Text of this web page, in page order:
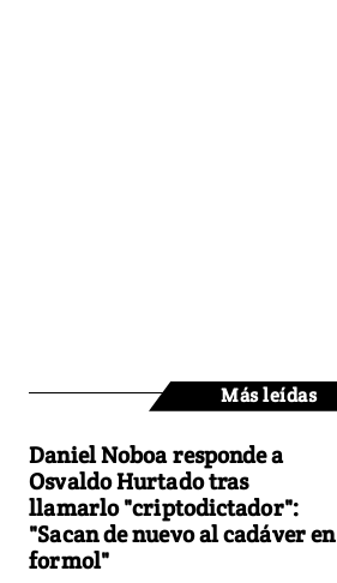
Más leídas
Daniel Noboa responde a
Osvaldo Hurtado tras
llamarlo "criptodictador":
"Sacan de nuevo al cadáver en
formol"